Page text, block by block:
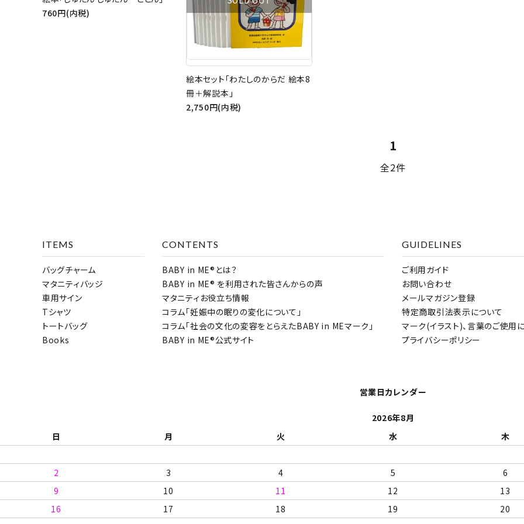
760円(内税)
絵本セット「わたしのからだ 絵本8
冊＋解説本」
2,750円(内税)
1
全2件
検索する
ITEMS
バッグチャーム
マタニティバッジ
車用サイン
Tシャツ
トートバッグ
Books
CONTENTS
BABY in ME®とは？
BABY in ME® を利用された皆さんからの声
マタニティお役立ち情報
コラム「妊娠中の眠りの変化について」
コラム「社会の文化の変容をとらえたBABY in MEマーク」
BABY in ME®公式サイト
GUIDELINES
ご利用ガイド
お問い合わせ
メールマガジン登録
特定商取引法表示について
マーク(イラスト)、言葉のご使用
プライバシーポリシー
営業日カレンダー
2026年8月
日
月 火 水 木
2
3 4 5 6
9
10 11 12 13
16
17 18 19 20